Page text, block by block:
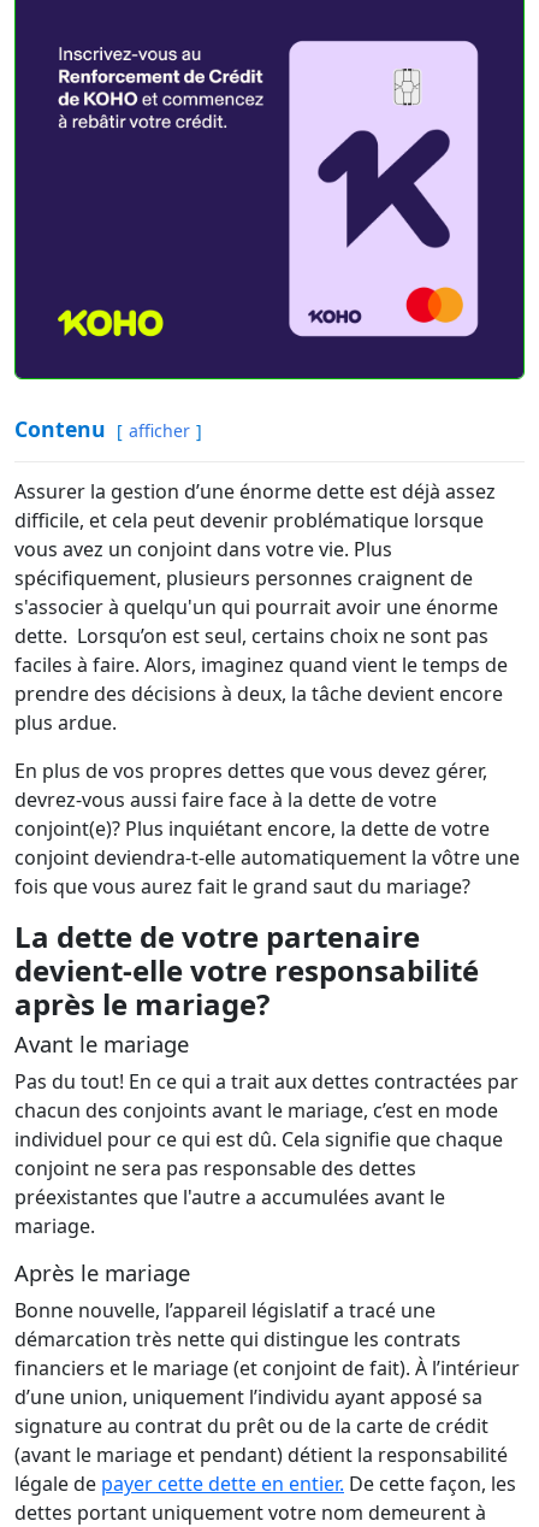
Contenu afficher
Assurer la gestion d’une énorme dette est déjà assez
difficile, et cela peut devenir problématique lorsque
vous avez un conjoint dans votre vie. Plus
spécifiquement, plusieurs personnes craignent de
s'associer à quelqu'un qui pourrait avoir une énorme
dette. Lorsqu’on est seul, certains choix ne sont pas
faciles à faire. Alors, imaginez quand vient le temps de
prendre des décisions à deux, la tâche devient encore
plus ardue.
En plus de vos propres dettes que vous devez gérer,
devrez-vous aussi faire face à la dette de votre
conjoint(e)? Plus inquiétant encore, la dette de votre
conjoint deviendra-t-elle automatiquement la vôtre une
fois que vous aurez fait le grand saut du mariage?
La dette de votre partenaire
devient-elle votre responsabilité
après le mariage?
Avant le mariage
Pas du tout! En ce qui a trait aux dettes contractées par
chacun des conjoints avant le mariage, c’est en mode
individuel pour ce qui est dû. Cela signifie que chaque
conjoint ne sera pas responsable des dettes
préexistantes que l'autre a accumulées avant le
mariage.
Après le mariage
Bonne nouvelle, l’appareil législatif a tracé une
démarcation très nette qui distingue les contrats
financiers et le mariage (et conjoint de fait). À l’intérieur
d’une union, uniquement l’individu ayant apposé sa
signature au contrat du prêt ou de la carte de crédit
(avant le mariage et pendant) détient la responsabilité
légale de payer cette dette en entier. De cette façon, les
dettes portant uniquement votre nom demeurent à